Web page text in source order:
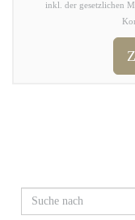
inkl. der gesetzlichen